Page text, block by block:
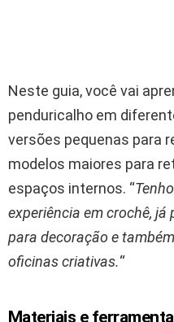
Neste guia, você vai
penduricalho em
versões pequenas para
modelos maiores para
espaços internos. “
experiência em crochê,
para decoração e
oficinas criativas.“
Materiais e